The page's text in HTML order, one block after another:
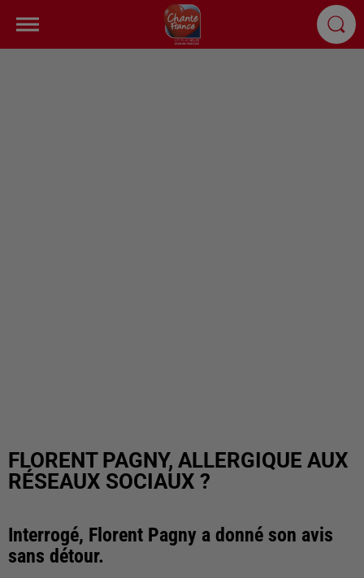
FLORENT PAGNY, ALLERGIQUE AUX
RÉSEAUX SOCIAUX ?
Interrogé, Florent Pagny a donné son avis
sans détour.